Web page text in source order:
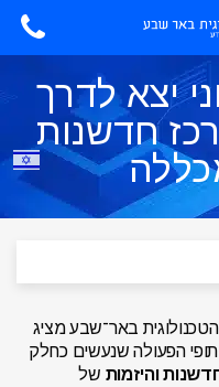
יצא לדרך
חדשנות
באר־שבע מציג
הפעולה שנעשים כחלק
והיזמות של